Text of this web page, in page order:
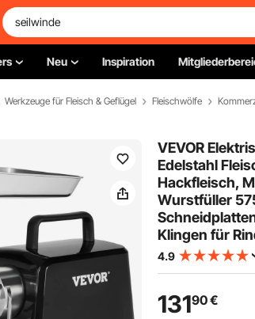
Neu Inspiration
Werkzeuge für Fleisch & Geflügel Fleischwölfe
VEVOR
Edelstahl
Hackfleisch,
Wurstfüller
Klingen für
4.9
13190€